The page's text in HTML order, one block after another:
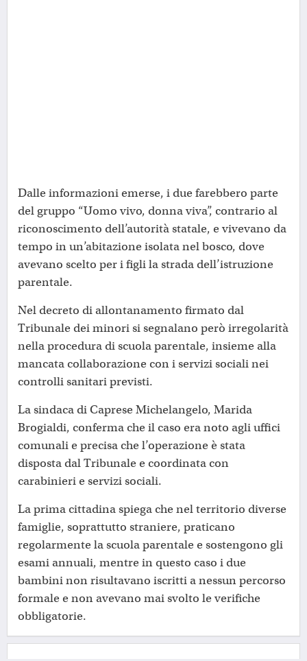
Dalle informazioni emerse, i due farebbero parte
del gruppo “Uomo vivo, donna viva”, contrario al
riconoscimento dell’autorità statale, e vivevano da
tempo in un’abitazione isolata nel bosco, dove
avevano scelto per i figli la strada dell’istruzione
parentale.
Nel decreto di allontanamento firmato dal
Tribunale dei minori si segnalano però irregolarità
nella procedura di scuola parentale, insieme alla
mancata collaborazione con i servizi sociali nei
controlli sanitari previsti.
La sindaca di Caprese Michelangelo, Marida
Brogialdi, conferma che il caso era noto agli uffici
comunali e precisa che l’operazione è stata
disposta dal Tribunale e coordinata con
carabinieri e servizi sociali.
La prima cittadina spiega che nel territorio diverse
famiglie, soprattutto straniere, praticano
regolarmente la scuola parentale e sostengono gli
esami annuali, mentre in questo caso i due
bambini non risultavano iscritti a nessun percorso
formale e non avevano mai svolto le verifiche
obbligatorie.